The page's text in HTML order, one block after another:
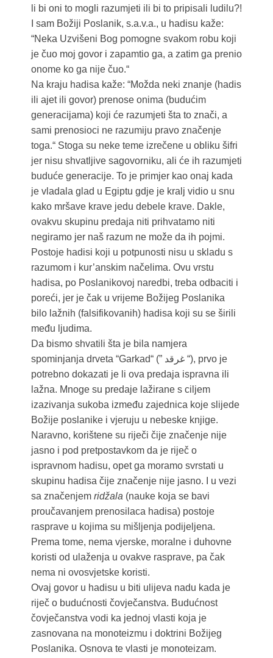
li bi oni to mogli razumjeti ili bi to pripisali ludilu?!
I sam Božiji Poslanik, s.a.v.a., u hadisu kaže:
“Neka Uzvišeni Bog pomogne svakom robu koji
je čuo moj govor i zapamtio ga, a zatim ga prenio
onome ko ga nije čuo.“
Na kraju hadisa kaže: “Možda neki znanje (hadis
ili ajet ili govor) prenose onima (budućim
generacijama) koji će razumjeti šta to znači, a
sami prenosioci ne razumiju pravo značenje
toga.“ Stoga su neke teme izrečene u obliku šifri
jer nisu shvatljive sagovorniku, ali će ih razumjeti
buduće generacije. To je primjer kao onaj kada
je vladala glad u Egiptu gdje je kralj vidio u snu
kako mršave krave jedu debele krave. Dakle,
ovakvu skupinu predaja niti prihvatamo niti
negiramo jer naš razum ne može da ih pojmi.
Postoje hadisi koji u potpunosti nisu u skladu s
razumom i kur’anskim načelima. Ovu vrstu
hadisa, po Poslanikovoj naredbi, treba odbaciti i
poreći, jer je čak u vrijeme Božijeg Poslanika
bilo lažnih (falsifikovanih) hadisa koji su se širili
među ljudima.
Da bismo shvatili šta je bila namjera
spominjanja drveta “Garkad“ (” غرقد “), prvo je
potrebno dokazati je li ova predaja ispravna ili
lažna. Mnoge su predaje lažirane s ciljem
izazivanja sukoba između zajednica koje slijede
Božije poslanike i vjeruju u nebeske knjige.
Naravno, korištene su riječi čije značenje nije
jasno i pod pretpostavkom da je riječ o
ispravnom hadisu, opet ga moramo svrstati u
skupinu hadisa čije značenje nije jasno. I u vezi
sa značenjem ridžala (nauke koja se bavi
proučavanjem prenosilaca hadisa) postoje
rasprave u kojima su mišljenja podijeljena.
Prema tome, nema vjerske, moralne i duhovne
koristi od ulaženja u ovakve rasprave, pa čak
nema ni ovosvjetske koristi.
Ovaj govor u hadisu u biti ulijeva nadu kada je
riječ o budućnosti čovječanstva. Budućnost
čovječanstva vodi ka jednoj vlasti koja je
zasnovana na monoteizmu i doktrini Božijeg
Poslanika. Osnova te vlasti je monoteizam.